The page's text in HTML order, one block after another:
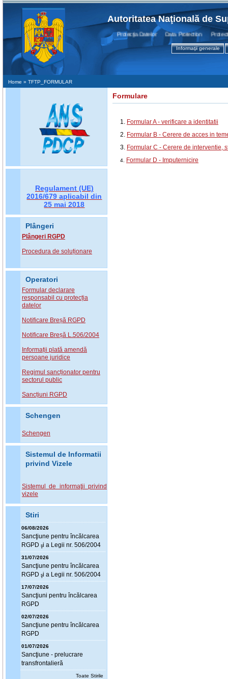
Autoritatea Naţională de
Protecţia Datelor Data Protection Protection
Informaţii generale
Home » TFTP_FORMULAR
Regulament (UE)
2016/679 aplicabil din
25 mai 2018
Plângeri
Plângeri RGPD
Procedura de soluționare
Operatori
Formular declarare
responsabil cu protecția
datelor
Notificare Breșă RGPD
Notificare Breșă L.506/2004
Informații plată amendă
persoane juridice
Regimul sancționator pentru
sectorul public
Sancțiuni RGPD
Schengen
Schengen
Sistemul de Informatii
privind Vizele
Sistemul de informaţii privind
vizele
Stiri
06/08/2026
Sancţiune pentru încălcarea
RGPD şi a Legii nr. 506/2004
31/07/2026
Sancţiune pentru încălcarea
RGPD şi a Legii nr. 506/2004
17/07/2026
Sancţiuni pentru încălcarea
RGPD
02/07/2026
Sancţiune pentru încălcarea
RGPD
01/07/2026
Sancţiune - prelucrare
transfrontalieră
Toate Stirile
Formulare
1. Formular A - verificare a identitatii
2. Formular B - Cerere de acces in
3. Formular C - Cerere de interventie,
4. Formular D - Imputernicire